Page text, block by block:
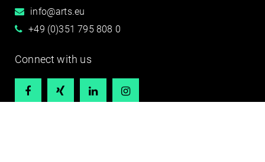
info@arts.eu
+49 (0)351 795 808 0
Connect with us
   